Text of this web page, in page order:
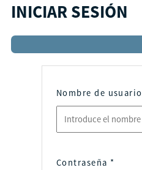
INICIAR SESIÓN
Nombre de usuario
Contraseña *